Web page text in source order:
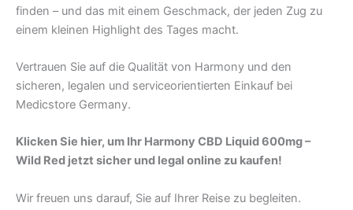
finden – und das mit einem Geschmack, der jeden Zug zu
einem kleinen Highlight des Tages macht.
Vertrauen Sie auf die Qualität von Harmony und den
sicheren, legalen und serviceorientierten Einkauf bei
Medicstore Germany.
Klicken Sie hier, um Ihr Harmony CBD Liquid 600mg –
Wild Red jetzt sicher und legal online zu kaufen!
Wir freuen uns darauf, Sie auf Ihrer Reise zu begleiten.